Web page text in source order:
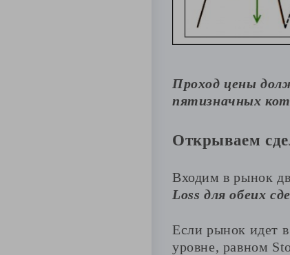
Проход цены
пятизначных
Открываем
Входим в рынок
Loss для обеих
Если рынок идет
уровне, равном